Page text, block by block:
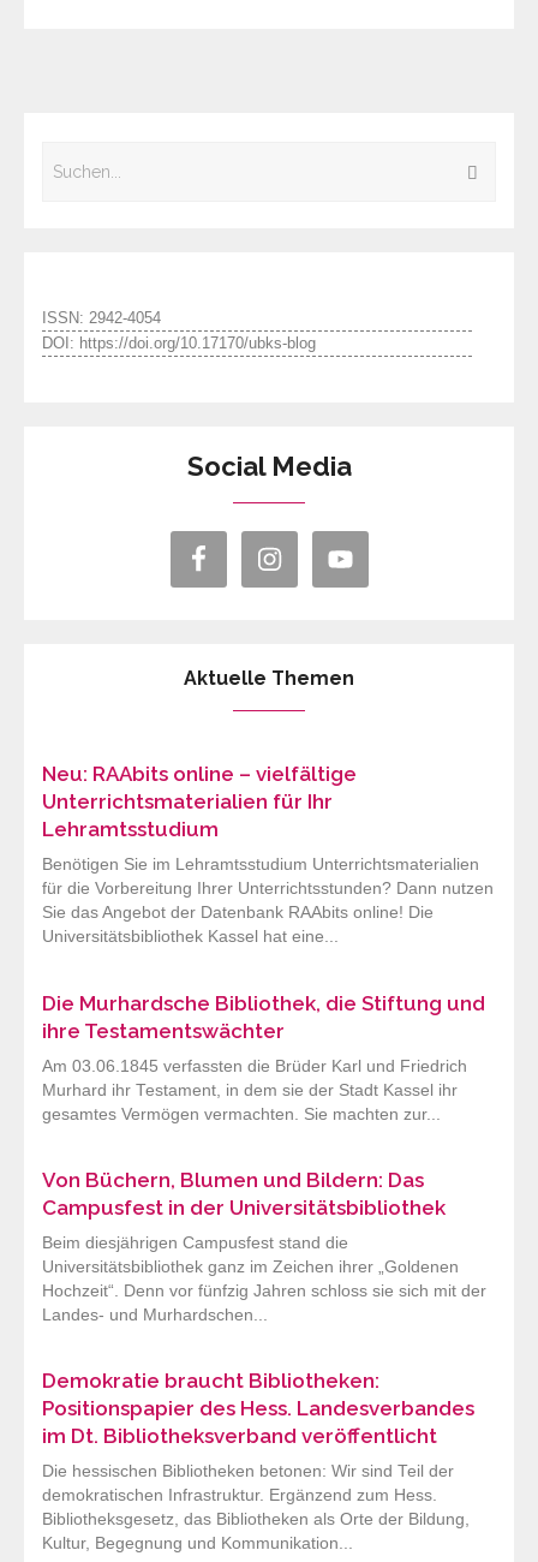
ISSN: 2942-4054
DOI: https://doi.org/10.17170/ubks-blog
Social Media
Aktuelle Themen
Neu: RAAbits online – vielfältige
Unterrichtsmaterialien für Ihr
Lehramtsstudium
Benötigen Sie im Lehramtsstudium Unterrichtsmaterialien
für die Vorbereitung Ihrer Unterrichtsstunden? Dann nutzen
Sie das Angebot der Datenbank RAAbits online! Die
Universitätsbibliothek Kassel hat eine...
Die Murhardsche Bibliothek, die Stiftung und
ihre Testamentswächter
Am 03.06.1845 verfassten die Brüder Karl und Friedrich
Murhard ihr Testament, in dem sie der Stadt Kassel ihr
gesamtes Vermögen vermachten. Sie machten zur...
Von Büchern, Blumen und Bildern: Das
Campusfest in der Universitätsbibliothek
Beim diesjährigen Campusfest stand die
Universitätsbibliothek ganz im Zeichen ihrer „Goldenen
Hochzeit“. Denn vor fünfzig Jahren schloss sie sich mit der
Landes- und Murhardschen...
Demokratie braucht Bibliotheken:
Positionspapier des Hess. Landesverbandes
im Dt. Bibliotheksverband veröffentlicht
Die hessischen Bibliotheken betonen: Wir sind Teil der
demokratischen Infrastruktur. Ergänzend zum Hess.
Bibliotheksgesetz, das Bibliotheken als Orte der Bildung,
Kultur, Begegnung und Kommunikation...